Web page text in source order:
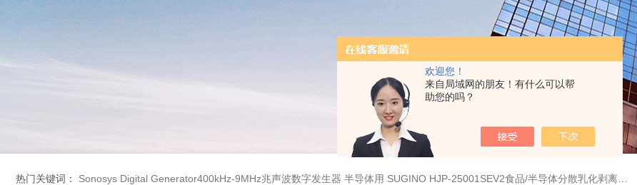
欢迎您！
来自局域网的朋友！有什么可以帮
助您的吗？
热门关键词： Sonosys Digital Generator400kHz-9MHz兆声波数字发生器 半导体用 SUGINO HJP-25001SEV2食品/半导体分散乳化剥离 湿法粉碎研磨机